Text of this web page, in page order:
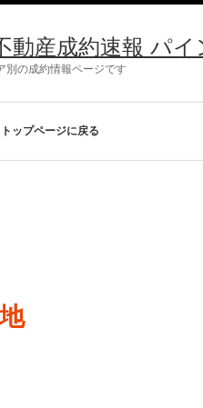
動産成約速報 パイ
別の成約情報ページです
トップページに戻る